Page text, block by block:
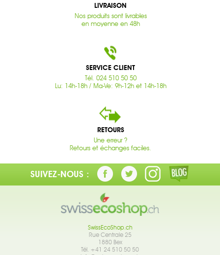
LIVRAISON
Nos produits sont livrables
en moyenne en 48h
SERVICE CLIENT
Tél. 024 510 50 50
Lu: 14h-18h / Ma-Ve: 9h-12h et 14h-18h
RETOURS
Une erreur ?
Retours et échanges faciles.
SUIVEZ-NOUS :
SwissEcoShop.ch
Rue Centrale 25
1880 Bex
Tél. +41 24 510 50 50